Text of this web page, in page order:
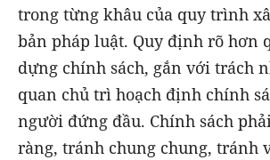
trong từng khâu của quy trình
bản pháp luật. Quy định rõ hơn
dựng chính sách, gắn với trách
quan chủ trì hoạch định chính
người đứng đầu. Chính sách
ràng, tránh chung chung, tránh